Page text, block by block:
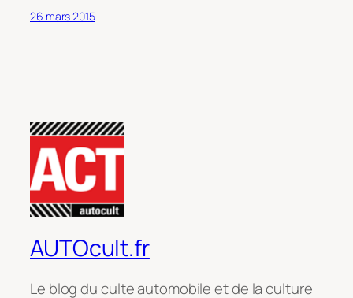
26 mars 2015
AUTOcult.fr
Le blog du culte automobile et de la culture